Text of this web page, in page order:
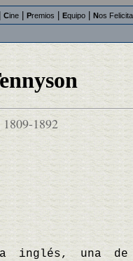
Cine Premios Equipo Nos
1892
inglés, una